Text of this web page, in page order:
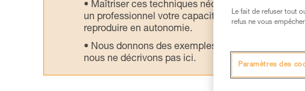
Maîtriser ces techniques nécessite une
un professionnel votre capacité à refaire la
reproduire en autonomie.
Nous donnons des exemples de techniques
nous ne décrivons pas ici.
Le fait de refuser tout
refus ne vous
Paramètres des